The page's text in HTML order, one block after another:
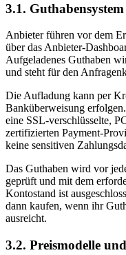
3.1. Guthabensystem
Anbieter führen vor dem
über das Anbieter-
Aufgeladenes Guthaben
und steht für den
Die Aufladung kann per
Banküberweisung
eine SSL-verschlüsselte,
zertifizierten Payment-
keine sensitiven
Das Guthaben wird vor
geprüft und mit dem
Kontostand ist
dann kaufen, wenn ihr
ausreicht.
3.2. Preismodelle